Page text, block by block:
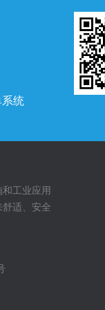
统
工业应用
适、安全